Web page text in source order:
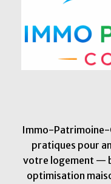
Immo-Patrimoine-
pratiques pour
votre logement —
optimisation